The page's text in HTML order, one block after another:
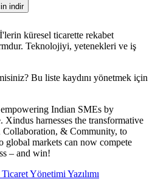
indir
küresel ticarette rekabet
Teknolojiyi, yetenekleri ve iş
Bu liste kaydını yönetmek için
Indian SMEs by
harnesses the transformative
& Community, to
global markets can now compete
– and win!
Yönetimi Yazılımı